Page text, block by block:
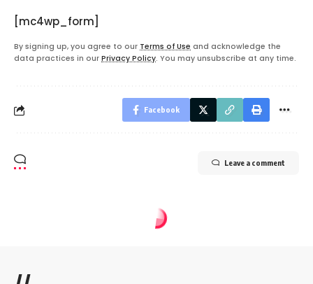
[mc4wp_form]
By signing up, you agree to our Terms of Use and acknowledge the
data practices in our Privacy Policy. You may unsubscribe at any time.
Facebook
Leave a comment